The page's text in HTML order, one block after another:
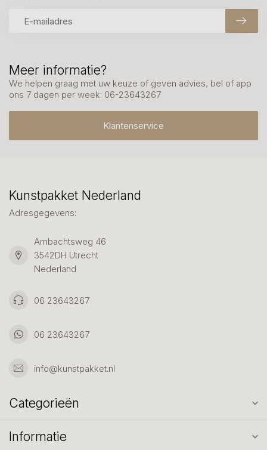
Meer informatie?
We helpen graag met uw keuze of geven advies, bel of app
ons 7 dagen per week: 06-23643267
Klantenservice
Kunstpakket Nederland
Adresgegevens:
Ambachtsweg 46
3542DH Utrecht
Nederland
06 23643267
06 23643267
info@kunstpakket.nl
Categorieën
Informatie